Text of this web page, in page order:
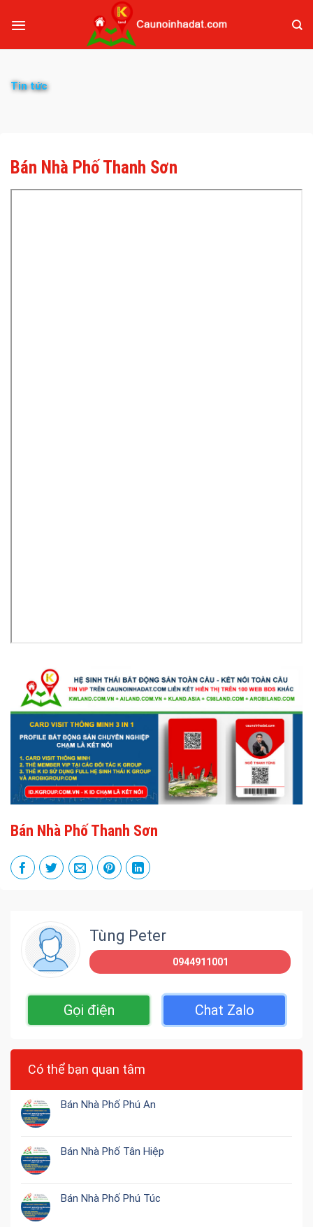
Tin tức
Bán Nhà Phố Thanh Sơn
Bán Nhà Phố Thanh Sơn
Tùng Peter
0944911001
Gọi điện Chat Zalo
Có thể bạn quan tâm
Bán Nhà Phố Phú An
Bán Nhà Phố Tân Hiệp
Bán Nhà Phố Phú Túc